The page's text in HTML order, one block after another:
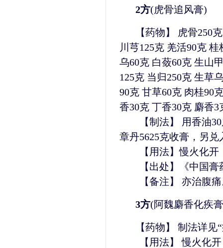
2方(虎骨追风膏)
【药物】 虎骨250
川芎125克 羌活90克
乌60克 白蔹60克 生山
125克 当归250克 生草
90克 甘草60克 肉桂90
香30克 丁香30克 麝香3
【制法】 用香油30
章丹5625克收膏，另
【用法】慢火化开
【出处】《中国膏
【备注】 亦治腹痛
3方(阿魏麝香化疾
【药物】 制法详见
【用法】 慢火化开